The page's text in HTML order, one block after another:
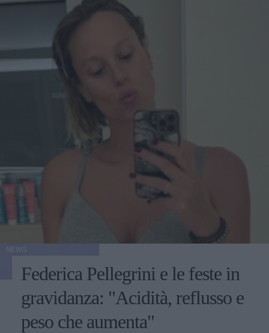
Federica Pellegrini e le feste in
gravidanza: "Acidità, reflusso e
peso che aumenta"